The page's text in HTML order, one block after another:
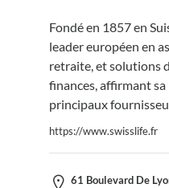
Fondé en 1857 en
leader européen en
retraite, et solutions
finances, affirmant
principaux
https://www.swisslife.fr
61 Boulevard De